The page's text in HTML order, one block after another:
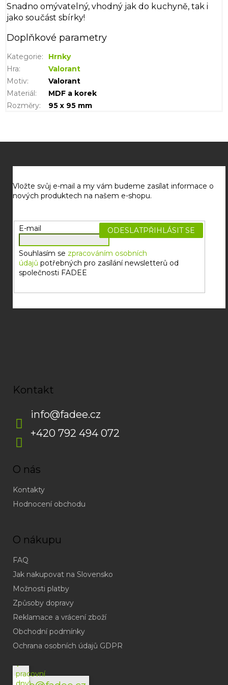
Snadno omývatelný, vhodný jak do kuchyně, tak i
jako součást sbírky!
Doplňkové parametry
Kategorie:
Hrnky
Hra:
Valorant
Motiv:
Valorant
Materiál:
MDF a korek
Rozměry: 95 x 95 mm
Vložte svůj e-mail a my vám budeme zasílat informace o
nových produktech na našem e-shopu.
E-mail
Souhlasím se zpracováním osobních
údajů potřebných pro zasílání newsletterů od
společnosti FADEE
PŘIHLÁSIT SE
Kontakt
info@fadee.cz
+420 792 494 072
O nás
Kontakty
Hodnocení obchodu
O nákupu
FAQ
Jak nakupovat na Slovensko
Možnosti platby
Způsoby dopravy
Reklamace a vrácení zboží
Obchodní podmínky
Ochrana osobních údajů GDPR
(odpověď
do
v
pracovní